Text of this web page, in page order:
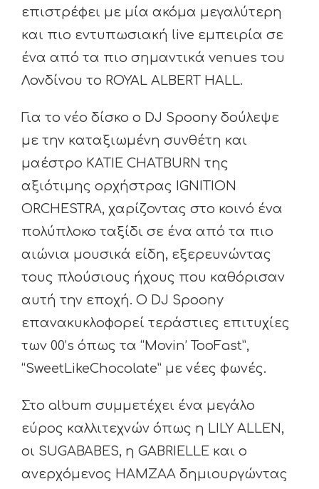
επιστρέφει με μία ακόμα μεγαλύτερη
και πιο εντυπωσιακή live εμπειρία σε
ένα από τα πιο σημαντικά venues του
Λονδίνου το ROYAL ALBERT HALL.
Για το νέο δίσκο ο DJ Spoony δούλεψε
με την καταξιωμένη συνθέτη και
μαέστρο KATIE CHATBURN της
αξιότιμης ορχήστρας IGNITION
ORCHESTRA, χαρίζοντας στο κοινό ένα
πολύπλοκο ταξίδι σε ένα από τα πιο
αιώνια μουσικά είδη, εξερευνώντας
τους πλούσιους ήχους που καθόρισαν
αυτή την εποχή. Ο DJ Spoony
επανακυκλοφορεί τεράστιες επιτυχίες
των 00’s όπως τα “Movin’ TooFast”,
“SweetLikeChocolate” με νέες φωνές.
Στο album συμμετέχει ένα μεγάλο
εύρος καλλιτεχνών όπως η LILY ALLEN,
οι SUGABABES, η GABRIELLE και ο
ανερχόμενος ΗΑΜΖΑΑ δημιουργώντας